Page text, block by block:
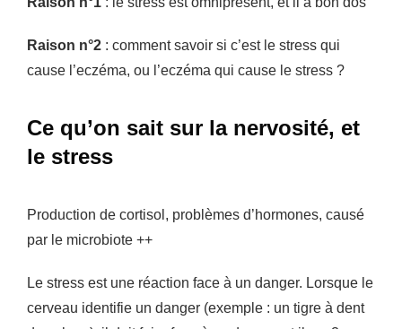
Raison n°2 : comment savoir si c’est le stress qui
cause l’eczéma, ou l’eczéma qui cause le stress ?
Ce qu’on sait sur la nervosité, et
le stress
Production de cortisol, problèmes d’hormones, causé
par le microbiote ++
Le stress est une réaction face à un danger. Lorsque le
cerveau identifie un danger (exemple : un tigre à dent